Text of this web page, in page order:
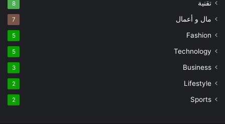
تقنية 8
مال و أعمال 7
Fashion
5
Technology
5
Business
3
Lifestyle
2
Sports
2